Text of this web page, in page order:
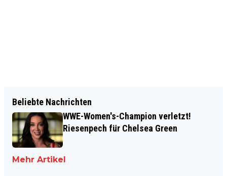
Beliebte Nachrichten
WWE-Women's-Champion verletzt!
Riesenpech für Chelsea Green
Mehr Artikel